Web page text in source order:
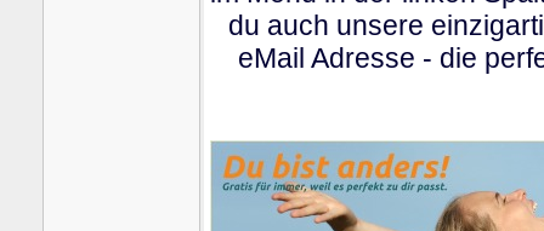
du auch unsere
eMail Adresse - die